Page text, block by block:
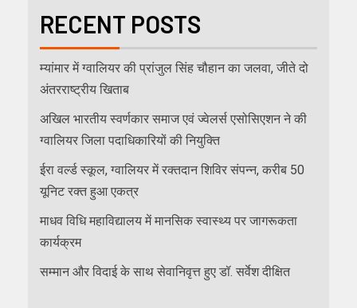
RECENT POSTS
म्यांमार में ग्वालियर की प्रांजुल सिंह चौहान का जलवा, जीते दो
अंतरराष्ट्रीय खिताब
अखिल भारतीय स्वर्णकार समाज एवं ज्वेलर्स एसोसिएशन ने की
ग्वालियर जिला पदाधिकारियों की नियुक्ति
ईरा वर्ल्ड स्कूल, ग्वालियर में रक्तदान शिविर संपन्न, करीब 50
यूनिट रक्त हुआ एकत्र
माधव विधि महाविद्यालय में मानसिक स्वास्थ्य पर जागरूकता
कार्यक्रम
सम्मान और विदाई के साथ सेवानिवृत्त हुए डॉ. सर्वेश दीक्षित